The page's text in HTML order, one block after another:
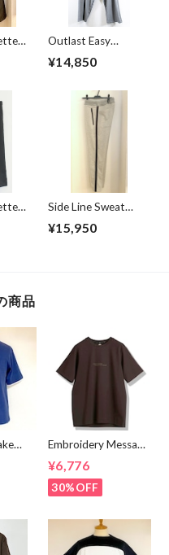
Outlast Easy
Pants Gray
¥14,850
Side Line Sweat
Tapered Pants
Gray
¥15,950
商品
Embroidery Message
shirts Brown
¥6,776
30%OFF